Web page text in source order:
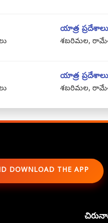
యాత్ర
శబరిమల,
యాత్ర
శబరిమల,
DOWNLOAD THE APP